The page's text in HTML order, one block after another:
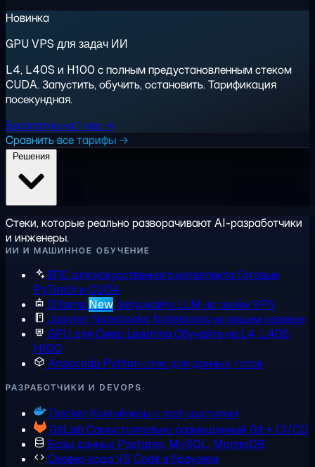
Новинка
GPU VPS для задач ИИ
L4, L40S и H100 с полным предустановленным стеком
CUDA. Запустить, обучить, остановить. Тарификация
посекундная.
Бесплатно на 1 час →
Сравнить все тарифы →
Стеки, которые реально разворачивают AI-разработчики
и инженеры.
ИИ И МАШИННОЕ ОБУЧЕНИЕ
ВПС для искусственного интеллектаГотовые
PyTorch и CUDA
Ollama NewЗапускайте LLM на своём VPS
Jupyter Notebooks Notebooks на вашем сервере
GPU для Deep Learning Обучайте на L4, L40S,
H100
Anaconda Python-стек для данных, готов
РАЗРАБОТЧИКИ И DEVOPS
Docker Контейнеры с root-доступом
GitLab Самостоятельно размещенный Git + CI/CD
Базы данных Postgres, MySQL, MongoDB
Сервер кодаVS Code в браузере